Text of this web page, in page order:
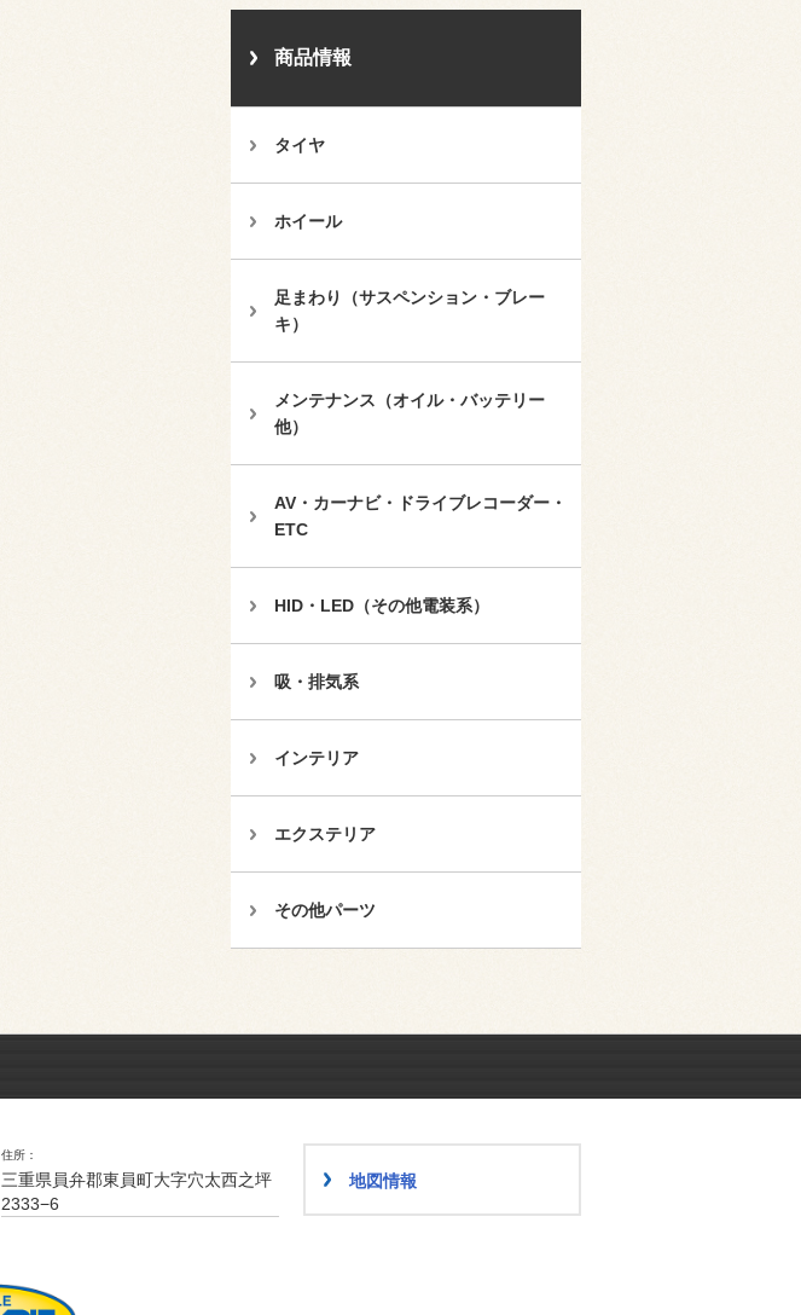
商品情報
タイヤ
ホイール
足まわり（サスペンション・ブレー
キ）
メンテナンス（オイル・バッテリー
他）
AV・カーナビ・ドライブレコーダー・
ETC
HID・LED（その他電装系）
吸・排気系
インテリア
エクステリア
その他パーツ
住所
三重県員弁郡東員町大字穴太西之坪
2333−6
地図情報